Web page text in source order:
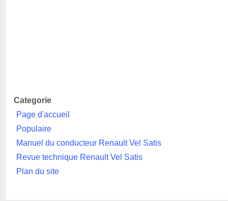
Categorie
Page d'accueil
Populaire
Manuel du conducteur Renault Vel Satis
Revue technique Renault Vel Satis
Plan du site